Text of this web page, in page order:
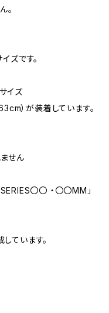
。
ズです。
イズ
）が装着しています。
せん
〇〇 ・〇〇MM」
ています。